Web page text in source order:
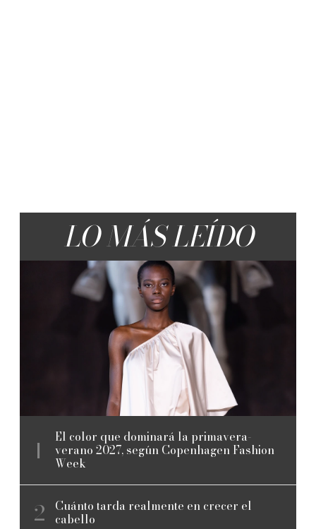
LO MÁS LEÍDO
El color que dominará la primavera-
verano 2027, según Copenhagen Fashion
Week
Cuánto tarda realmente en crecer el
cabello